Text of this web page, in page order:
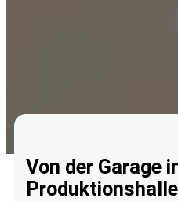
Von der Garage
Produktionshalle